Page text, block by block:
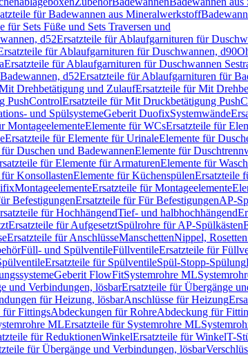
für Badewannen aus Mineralwerkstoff
für Sets Füße und Sets Traversen und
d52Ersatzteile für Ablaufgarnituren für
für Ablaufgarnituren für Duschwannen, d90
Ersatzteile für Ablaufgarnituren für Duschwannen
d52Ersatzteile für Ablaufgarnituren für
Drehbetätigung und ZulaufErsatzteile für Mit
PushControlErsatzteile für Mit Druckbetätigung
und SpülsystemeGeberit DuofixSystemwände
MontageelementeElemente für WCsErsatzteile für
Ersatzteile für Elemente für UrinaleElemente für
Duschen und BadewannenElemente für
für Elemente für ArmaturenElemente für
KonsollastenElemente für KüchenspülenErsatzteile
MontageelementeErsatzteile für Montageelemente
BefestigungenErsatzteile für Für BefestigungenAP-
für HochhängendTief- und halbhochhängend
Ersatzteile für AufgesetztSpülrohre für AP-Spülkästen
Ersatzteile für AnschlüsseManschettenNippel,
Füll- und SpülventileFüllventileErsatzteile für
Ersatzteile für SpülventileSpül-Stopp-Spülung
Geberit FlowFitSystemrohre ML
und Verbindungen, lösbarErsatzteile für Übergänge
für Heizung, lösbarAnschlüsse für Heizung
für FittingsAbdeckungen für RohreAbdeckung für
MLErsatzteile für Systemrohre ML
für ReduktionenWinkelErsatzteile für WinkelT-
für Übergänge und Verbindungen, lösbar